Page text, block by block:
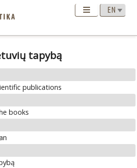
tapybą
publications
books